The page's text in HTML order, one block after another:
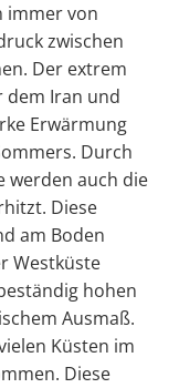
immer von
zwischen
Der extrem
dem Iran und
Erwärmung
Durch
werden auch die
Diese
am Boden
Westküste
hohen
Ausmaß.
Küsten im
Diese